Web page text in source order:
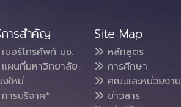
ารสำคัญ
เบอร์โทรศัพท์ มช.
แผนที่มหาวิทยาลัย
งใหม่
การบริจาค*
Site Map
หลักสูตร
การศึกษา
คณะและหน่วยงาน
ข่าวสาร